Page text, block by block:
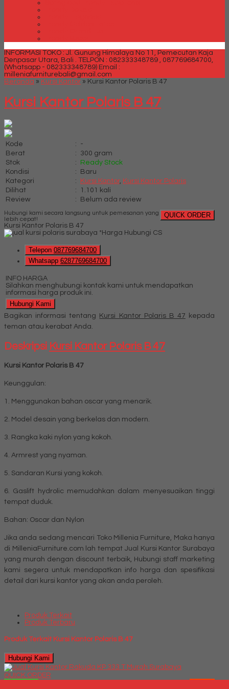
INFORMASI TOKO : Jl. Gunung Himalaya No 11, Pemecutan Kaja
Denpasar Utara, Bali . TELPON : 082333348789 , 087769684700,
(Whatsapp - 082333348789) Email :
milleniafurniturebali@gmail.com
Beranda » Kursi Kantor » Kursi Kantor Polaris B 47
Kursi Kantor Polaris B 47
Kode :
-
Berat
:
300 gram
Stok
:
Ready Stock
Kondisi
:
Baru
Kategori
: Kursi Kantor, Kursi Kantor Polaris
Dilihat
:
1.101 kali
Review
: Belum ada review
QUICK ORDER
Hubungi kami secara langsung untuk pemesanan yang
lebih cepat!
Kursi Kantor Polaris B 47
*Harga Hubungi CS
Telepon 087769684700
Whatsapp 6287769684700
INFO HARGA
Silahkan menghubungi kontak kami untuk mendapatkan
informasi harga produk ini.
Hubungi Kami
Bagikan informasi tentang Kursi Kantor Polaris B 47 kepada
teman atau kerabat Anda.
Deskripsi Kursi Kantor Polaris B 47
Kursi Kantor Polaris B 47
Keunggulan:
1. Menggunakan bahan oscar yang menarik.
2. Model desain yang berkelas dan modern.
3. Rangka kaki nylon yang kokoh.
4. Armrest yang nyaman.
5. Sandaran Kursi yang kokoh.
6. Gaslift hydrolic memudahkan dalam menyesuaikan tinggi
tempat duduk.
Bahan: Oscar dan Nylon
Jika anda sedang mencari Toko Millenia Furniture, Maka hanya
di MilleniaFurniture.com lah tempat Jual Kursi Kantor Surabaya
yang murah dengan discount terbaik, Hubungi staff marketing
kami segera untuk mendapatkan info harga dan spesifikasi
detail dari kursi kantor yang akan anda peroleh.
Produk Terkait
Produk Terbaru
Produk Terkait Kursi Kantor Polaris B 47
Hubungi Kami
QUICK ORDER
Whatsapp
via SMS